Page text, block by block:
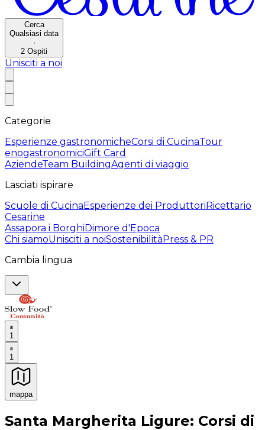
Cerca
Qualsiasi data
·
2 Ospiti
Unisciti a noi
Categorie
Esperienze gastronomicheCorsi di CucinaTour
enogastronomiciGift Card
AziendeTeam BuildingAgenti di viaggio
Lasciati ispirare
Scuole di CucinaEsperienze dei ProduttoriRicettario
Cesarine
Assapora i BorghiDimore d'Epoca
Chi siamoUnisciti a noiSostenibilitàPress & PR
Cambia lingua
1
1
mappa
Esperienze culinarie indimenticabili: Esperienze
Santa Margherita Ligure: Corsi di